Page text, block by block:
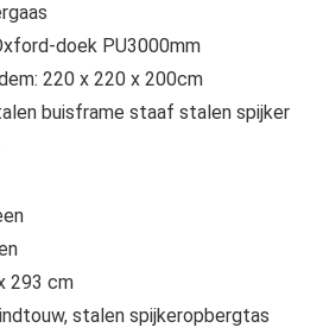
doek PU3000mm
220 x 220 x 200cm
buisframe staaf stalen spijker
293 cm
stalen spijkeropbergtas